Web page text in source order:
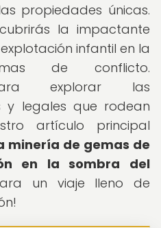
propiedades únicas.
la impactante
infantil en la
de conflicto.
explorar las
y legales que rodean
artículo principal
minería de gemas de
en la sombra del
un viaje lleno de